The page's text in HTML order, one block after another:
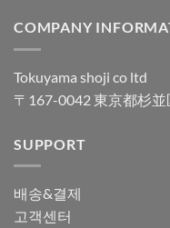
COMPANY
Tokuyama shoji co ltd
〒167-0042 東京都杉
SUPPORT
배송&결제
고객센터